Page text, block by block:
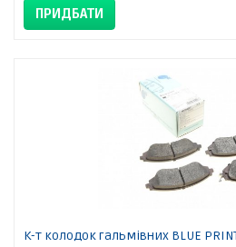
ПРИДБАТИ
К-т колодок гальмівних BLUE